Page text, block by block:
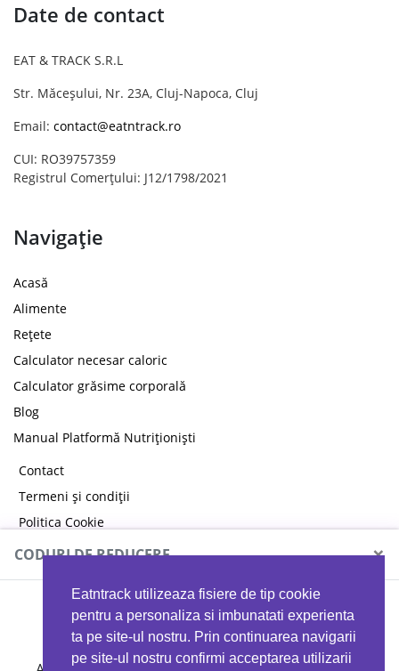
Eatntrack utilizeaza fisiere de tip cookie
pentru a personaliza si imbunatati experienta
ta pe site-ul nostru. Prin continuarea navigarii
pe site-ul nostru confirmi acceptarea utilizarii
Date de contact
EAT & TRACK S.R.L
Str. Măceșului, Nr. 23A, Cluj-Napoca, Cluj
Email: contact@eatntrack.ro
CUI: RO39757359
Registrul Comerțului: J12/1798/2021
Navigație
Acasă
Alimente
Rețete
Calculator necesar caloric
Calculator grăsime corporală
Blog
Manual Platformă Nutriționiști
Contact
Termeni și condiții
Politica Cookie
Politica de confidențialitate
CODURI DE REDUCERE ×
MYPROTEIN